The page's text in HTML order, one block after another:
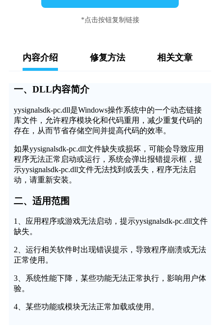
*点击按钮复制链接
内容介绍 修复方法 相关文章
一、DLL内容简介
yysignalsdk-pc.dll是Windows操作系统中的一个动态链接
库文件，允许程序模块化和代码重用，减少重复代码的
存在，从而节省存储空间并提高代码的效率。
如果yysignalsdk-pc.dll文件缺失或损坏，可能会导致应用
程序无法正常启动或运行，系统会弹出报错提示框，提
示yysignalsdk-pc.dll文件无法找到或丢失，程序无法启
动，请重新安装。
二、适用范围
1、应用程序或游戏无法启动，提示yysignalsdk-pc.dll文件
缺失。
2、运行相关软件时出现错误提示，导致程序崩溃或无法
正常使用。
3、系统性能下降，某些功能无法正常执行，影响用户体
验。
4、某些功能或模块无法正常加载或使用。